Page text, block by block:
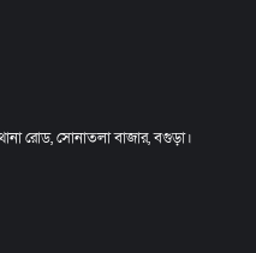
রোড, সোনাতলা বাজার, বগুড়া।